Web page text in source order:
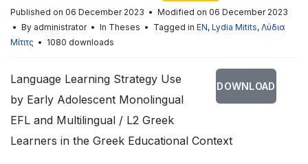
Published on 06 December 2023
Modified on 06 December 2023
By administrator In Theses Tagged in EN, Lydia Mitits, Λύδια
Μίτιτς
1080 downloads
DOWNLOAD
Language Learning Strategy Use
by Early Adolescent Monolingual
EFL and Multilingual / L2 Greek
Learners in the Greek Educational Context